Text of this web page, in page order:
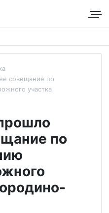
совещание по
участка
по